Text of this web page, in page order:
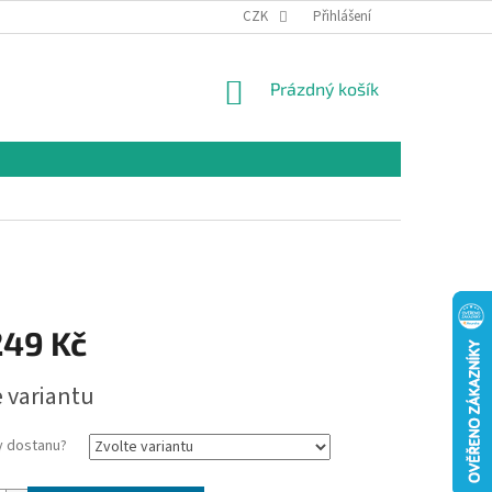
CZK Přihlášení
NÁKUPNÍ
Prázdný košík
Kč
variantu
dostanu?